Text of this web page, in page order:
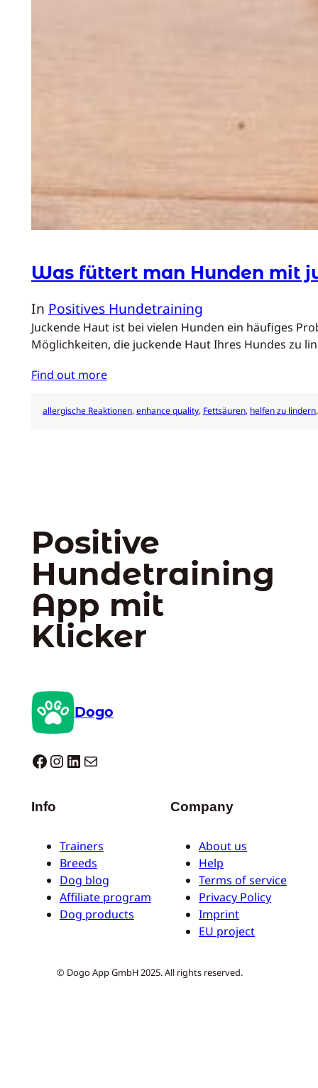
Was füttert man Hunden mit
In Positives Hundetraining
Juckende Haut ist bei vielen Hunden ein häufiges
Möglichkeiten, die juckende Haut Ihres Hundes zu
Find out more
allergische Reaktionen, enhance quality, Fettsäuren, helfen zu lindern
Positive
Hundetraining
App mit
Klicker
Dogo
Dogo facebook InstagramLinkedIn E-Mail
Info
Trainers
Breeds
Dog blog
Affiliate program
Dog products
Company
About us
Help
Terms of service
Privacy Policy
Imprint
EU project
© Dogo App GmbH 2025. All rights reserved.